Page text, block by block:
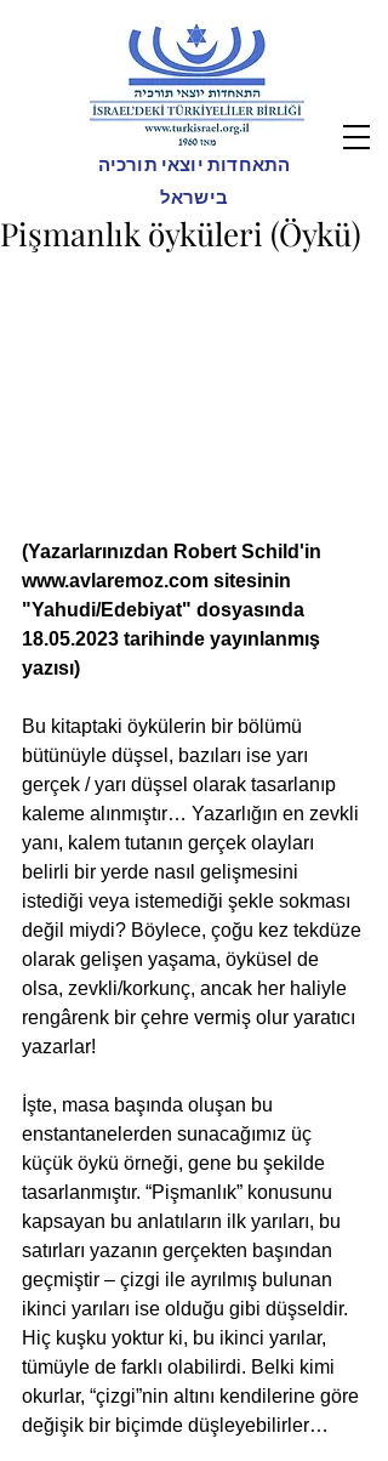
התאחדות יוצאי תורכיה
בישראל
Pişmanlık öyküleri (Öykü)
(Yazarlarınızdan Robert Schild'in
www.avlaremoz.com sitesinin
"Yahudi/Edebiyat" dosyasında
18.05.2023 tarihinde yayınlanmış
yazısı)
Bu kitaptaki öykülerin bir bölümü
bütünüyle düşsel, bazıları ise yarı
gerçek / yarı düşsel olarak tasarlanıp
kaleme alınmıştır… Yazarlığın en zevkli
yanı, kalem tutanın gerçek olayları
belirli bir yerde nasıl gelişmesini
istediği veya istemediği şekle sokması
değil miydi? Böylece, çoğu kez tekdüze
olarak gelişen yaşama, öyküsel de
olsa, zevkli/korkunç, ancak her haliyle
rengârenk bir çehre vermiş olur yaratıcı
yazarlar!
İşte, masa başında oluşan bu
enstantanelerden sunacağımız üç
küçük öykü örneği, gene bu şekilde
tasarlanmıştır. “Pişmanlık” konusunu
kapsayan bu anlatıların ilk yarıları, bu
satırları yazanın gerçekten başından
geçmiştir – çizgi ile ayrılmış bulunan
ikinci yarıları ise olduğu gibi düşseldir.
Hiç kuşku yoktur ki, bu ikinci yarılar,
tümüyle de farklı olabilirdi. Belki kimi
okurlar, “çizgi”nin altını kendilerine göre
değişik bir biçimde düşleyebilirler…